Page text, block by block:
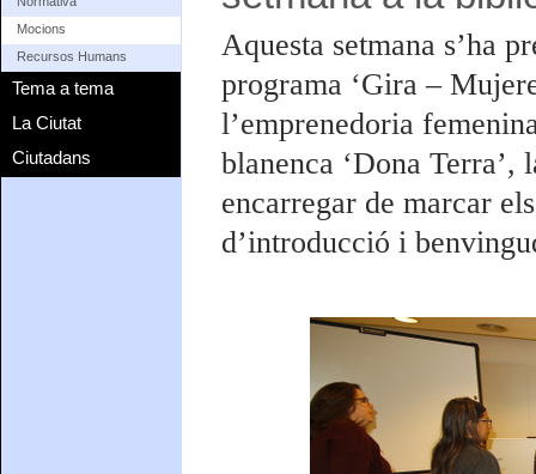
Mocions
Recursos Humans
Tema a tema
La Ciutat
Ciutadans
Aquesta setmana s’ha
programa ‘Gira –
l’emprenedoria
blanenca ‘Dona Terra’,
encarregar de marcar
d’introducció i